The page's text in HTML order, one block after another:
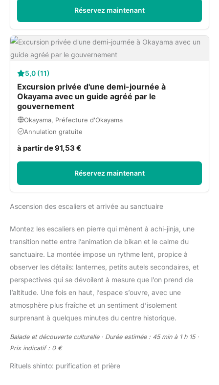
Réservez maintenant
5,0 (11)
Excursion privée d'une demi-journée à
Okayama avec un guide agréé par le
gouvernement
Okayama, Préfecture d'Okayama
Annulation gratuite
à partir de 91,53 €
Réservez maintenant
Ascension des escaliers et arrivée au sanctuaire
Montez les escaliers en pierre qui mènent à achi-jinja, une
transition nette entre l’animation de bikan et le calme du
sanctuaire. La montée impose un rythme lent, propice à
observer les détails: lanternes, petits autels secondaires, et
perspectives qui se dévoilent à mesure que l’on prend de
l’altitude. Une fois en haut, l’espace s’ouvre, avec une
atmosphère plus fraîche et un sentiment d’isolement
surprenant à quelques minutes du centre historique.
Balade et découverte culturelle · Durée estimée : 45 min à 1 h 15 ·
Prix indicatif : 0 €
Rituels shinto: purification et prière